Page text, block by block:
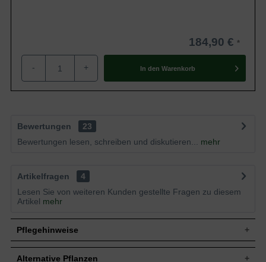
184,90 €
- + In den Warenkorb
Bewertungen
23
Bewertungen lesen, schreiben und diskutieren...
mehr
Artikelfragen
4
Lesen Sie von weiteren Kunden gestellte Fragen zu diesem
Artikel mehr
Pflegehinweise
Alternative Pflanzen